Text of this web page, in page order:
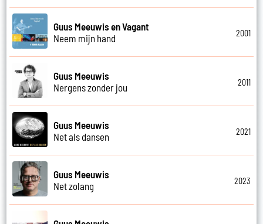
Guus Meeuwis en Vagant
Neem mijn hand
2001
Guus Meeuwis
Nergens zonder jou
2011
Guus Meeuwis
Net als dansen
2021
Guus Meeuwis
Net zolang
2023